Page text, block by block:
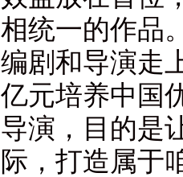
相统一的作品
编剧和导演走
亿元培养中国
导演，目的是
际，打造属于